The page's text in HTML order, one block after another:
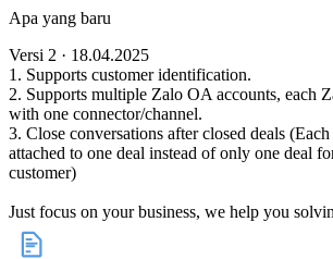
Apa yang baru
Versi 2 · 18.04.2025
1. Supports customer identification.
2. Supports multiple Zalo OA accounts, each
with one connector/channel.
3. Close conversations after closed deals
attached to one deal instead of only one deal
customer)
Just focus on your business, we help you